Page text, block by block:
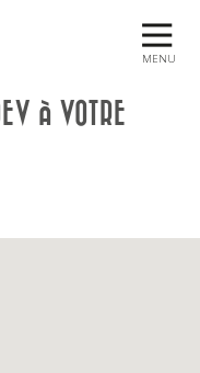
MENU
À VOTRE